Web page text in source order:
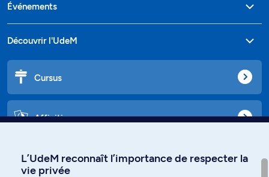
Événements
Découvrir l'UdeM
Cursus
Affiniti
Langues
L’UdeM reconnaît l’importance de respecter la
vie privée